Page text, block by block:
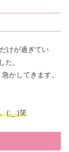
けが過ぎてい
た。
かしてきます。
(;_:)笑